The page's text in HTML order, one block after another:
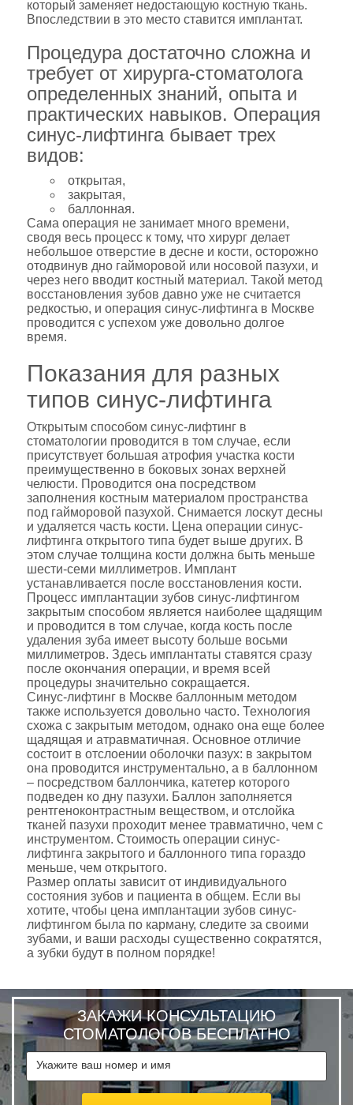
который заменяет недостающую костную ткань.
Впоследствии в это место ставится имплантат.
Процедура достаточно сложна и
требует от хирурга-стоматолога
определенных знаний, опыта и
практических навыков. Операция
синус-лифтинга бывает трех
видов:
открытая,
закрытая,
баллонная.
Сама операция не занимает много времени,
сводя весь процесс к тому, что хирург делает
небольшое отверстие в десне и кости, осторожно
отодвинув дно гайморовой или носовой пазухи, и
через него вводит костный материал. Такой метод
восстановления зубов давно уже не считается
редкостью, и операция синус-лифтинга в Москве
проводится с успехом уже довольно долгое
время.
Показания для разных
типов синус-лифтинга
Открытым способом синус-лифтинг в
стоматологии проводится в том случае, если
присутствует большая атрофия участка кости
преимущественно в боковых зонах верхней
челюсти. Проводится она посредством
заполнения костным материалом пространства
под гайморовой пазухой. Снимается лоскут десны
и удаляется часть кости. Цена операции синус-
лифтинга открытого типа будет выше других. В
этом случае толщина кости должна быть меньше
шести-семи миллиметров. Имплант
устанавливается после восстановления кости.
Процесс имплантации зубов синус-лифтингом
закрытым способом является наиболее щадящим
и проводится в том случае, когда кость после
удаления зуба имеет высоту больше восьми
миллиметров. Здесь имплантаты ставятся сразу
после окончания операции, и время всей
процедуры значительно сокращается.
Синус-лифтинг в Москве баллонным методом
также используется довольно часто. Технология
схожа с закрытым методом, однако она еще более
щадящая и атравматичная. Основное отличие
состоит в отслоении оболочки пазух: в закрытом
она проводится инструментально, а в баллонном
– посредством баллончика, катетер которого
подведен ко дну пазухи. Баллон заполняется
рентгеноконтрастным веществом, и отслойка
тканей пазухи проходит менее травматично, чем с
инструментом. Стоимость операции синус-
лифтинга закрытого и баллонного типа гораздо
меньше, чем открытого.
Размер оплаты зависит от индивидуального
состояния зубов и пациента в общем. Если вы
хотите, чтобы цена имплантации зубов синус-
лифтингом была по карману, следите за своими
зубами, и ваши расходы существенно сократятся,
а зубки будут в полном порядке!
ЗАКАЖИ КОНСУЛЬТАЦИЮ
СТОМАТОЛОГОВ БЕСПЛАТНО